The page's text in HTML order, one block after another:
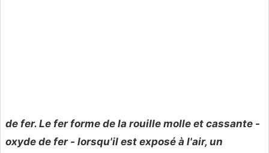
de fer. Le fer forme de la rouille molle et cassante -
oxyde de fer - lorsqu'il est exposé à l'air, un